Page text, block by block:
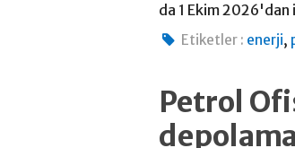
da 1 Ekim 2026'dan
Etiketler : enerji,
Petrol